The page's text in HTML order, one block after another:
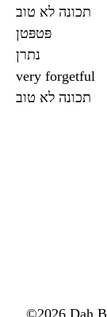
תכונה ‌לא טוב
פּטפּטן
נתרן
very forgetful
תכונה ‌לא טוב
©2026 Dah